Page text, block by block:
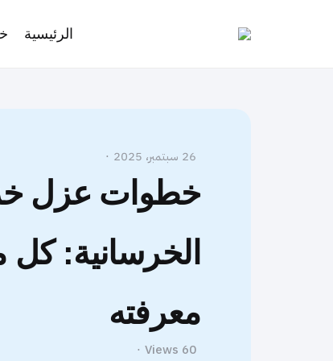
الرئيسية
26 سبتمبر، 2025
خطوات عزل
الخرسانية: كل
معرفته
60
Views